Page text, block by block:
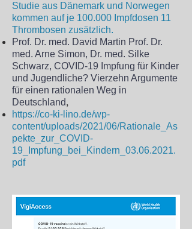
Studie aus Dänemark und Norwegen
kommen auf je 100.000 Impfdosen 11
Thrombosen zusätzlich.
Prof. Dr. med. David Martin Prof. Dr.
med. Arne Simon, Dr. med. Silke
Schwarz, COVID-19 Impfung für Kinder
und Jugendliche? Vierzehn Argumente
für einen rationalen Weg in
Deutschland,
https://co-ki-lino.de/wp-
content/uploads/2021/06/Rationale_As
pekte_zur_COVID-
19_Impfung_bei_Kindern_03.06.2021.
pdf